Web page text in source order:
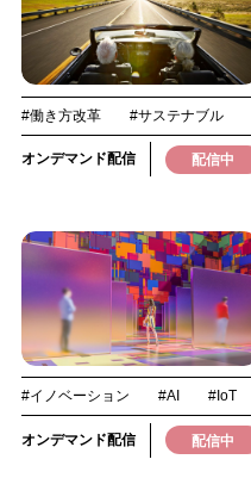
#働き方改革 #サステナブル
オンデマンド配信 配信中
#イノベーション #AI #IoT
オンデマンド配信 配信中